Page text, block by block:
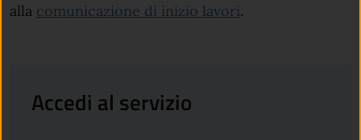
alla comunicazione di inizio lavori(apre in un'altra
.
Accedi al servizio